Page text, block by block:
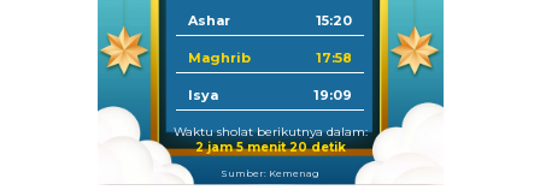
Ashar 15:20
Maghrib 17:58
Isya 19:09
Waktu sholat berikutnya dalam:
2 jam 5 menit 20 detik
Sumber: Kemenag